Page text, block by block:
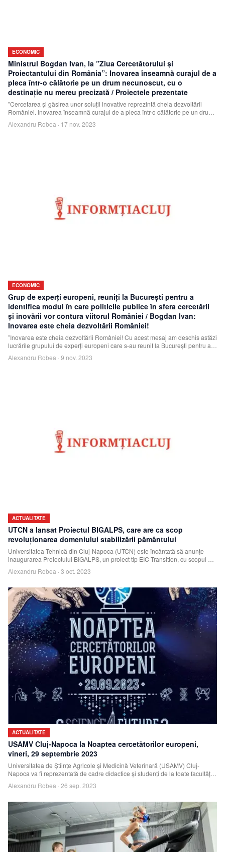
ECONOMIC
Ministrul Bogdan Ivan, la ”Ziua Cercetătorului şi
Proiectantului din România”: Inovarea înseamnă curajul de a
pleca într-o călătorie pe un drum necunoscut, cu o
destinaţie nu mereu precizată / Proiectele prezentate
”Cercetarea şi găsirea unor soluţii inovative reprezintă cheia dezvoltării
României. Inovarea înseamnă curajul de a pleca într-o călătorie pe un drum
Alexandru Robea · 17 nov. 2023
ECONOMIC
Grup de experţi europeni, reuniţi la Bucureşti pentru a
identifica modul în care politicile publice în sfera cercetării
şi inovării vor contura viitorul României / Bogdan Ivan:
Inovarea este cheia dezvoltării României!
”Inovarea este cheia dezvoltării României! Cu acest mesaj am deschis astăzi
lucrările grupului de experţi europeni care s-au reunit la Bucureşti pentru a
Alexandru Robea · 9 nov. 2023
ACTUALITATE
UTCN a lansat Proiectul BIGALPS, care are ca scop
revoluționarea domeniului stabilizării pământului
Universitatea Tehnică din Cluj-Napoca (UTCN) este încântată să anunțe
inaugurarea Proiectului BIGALPS, un proiect tip EIC Transition, cu scopul de
Alexandru Robea · 3 oct. 2023
ACTUALITATE
USAMV Cluj-Napoca la Noaptea cercetătorilor europeni,
vineri, 29 septembrie 2023
Universitatea de Științe Agricole și Medicină Veterinară (USAMV) Cluj-
Napoca va fi reprezentată de cadre didactice și studenți de la toate facultățile
Alexandru Robea · 26 sep. 2023